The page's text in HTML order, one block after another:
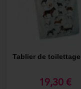
Tablier de toilettage
19,30 €